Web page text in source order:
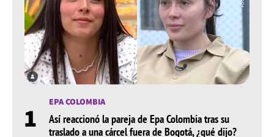
1 EPA COLOMBIA
Así reaccionó la pareja de Epa Colombia tras su
traslado a una cárcel fuera de Bogotá, ¿qué dijo?